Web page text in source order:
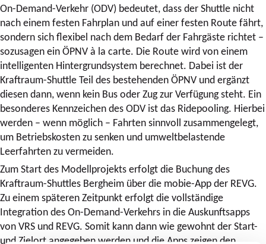
On-Demand-Verkehr (ODV) bedeutet, dass der Shuttle nicht
nach einem festen Fahrplan und auf einer festen Route fährt,
sondern sich flexibel nach dem Bedarf der Fahrgäste richtet –
sozusagen ein ÖPNV à la carte. Die Route wird von einem
intelligenten Hintergrundsystem berechnet. Dabei ist der
Kraftraum-Shuttle Teil des bestehenden ÖPNV und ergänzt
diesen dann, wenn kein Bus oder Zug zur Verfügung steht. Ein
besonderes Kennzeichen des ODV ist das Ridepooling. Hierbei
werden – wenn möglich – Fahrten sinnvoll zusammengelegt,
um Betriebskosten zu senken und umweltbelastende
Leerfahrten zu vermeiden.
Zum Start des Modellprojekts erfolgt die Buchung des
Kraftraum-Shuttles Bergheim über die mobie-App der REVG.
Zu einem späteren Zeitpunkt erfolgt die vollständige
Integration des On-Demand-Verkehrs in die Auskunftsapps
von VRS und REVG. Somit kann dann wie gewohnt der Start-
und Zielort angegeben werden und die Apps zeigen den